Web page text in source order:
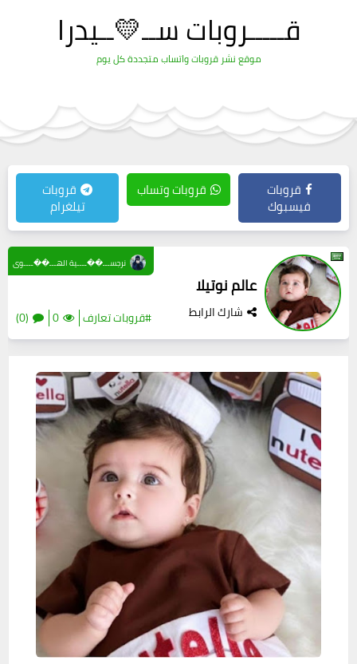
قـــــروبات ســ💛ــيدرا
موقع نشر قروبات واتساب متجددة كل يوم
قروبات
فيسبوك
قروبات وتساب قروبات
تيلغرام
عالم نوتيلا
شارك الرابط #قروبات تعارف 0
(0)
نرجســـ��ــــية الهـــ��ــــوى